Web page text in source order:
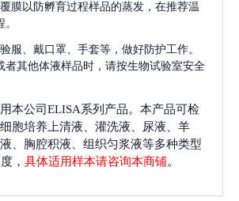
膜以防孵育过程样品的蒸发，在推荐温
服、戴口罩、手套等，做好防护工作。
者其他体液样品时，请按生物试验室安全
本公司ELISA系列产品。本产品可检
胞培养上清液、灌洗液、尿液、羊
、胸腔积液、组织匀浆液等多种类型
， 具体适用样本请咨询本商铺。